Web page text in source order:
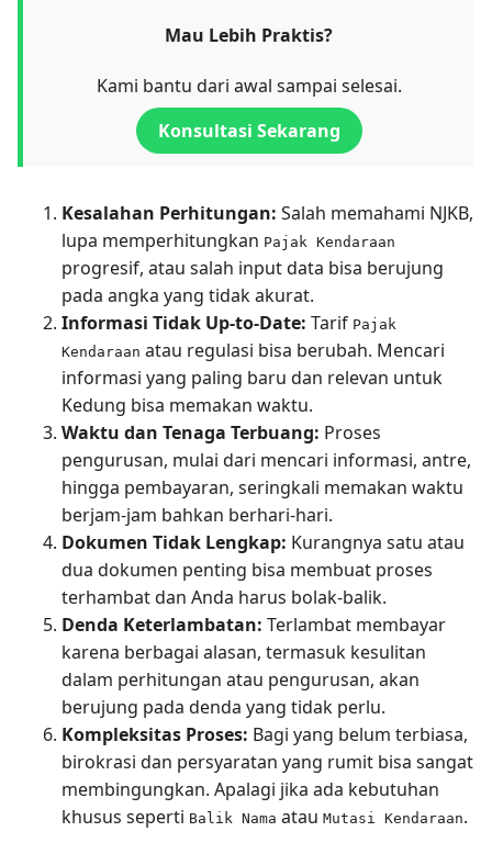
Mau Lebih Praktis?
Kami bantu dari awal sampai selesai.
Konsultasi Sekarang
Kesalahan Perhitungan: Salah memahami NJKB,
lupa memperhitungkan Pajak Kendaraan
progresif, atau salah input data bisa berujung
pada angka yang tidak akurat.
Informasi Tidak Up-to-Date: Tarif Pajak
Kendaraan atau regulasi bisa berubah. Mencari
informasi yang paling baru dan relevan untuk
Kedung bisa memakan waktu.
Waktu dan Tenaga Terbuang: Proses
pengurusan, mulai dari mencari informasi, antre,
hingga pembayaran, seringkali memakan waktu
berjam-jam bahkan berhari-hari.
Dokumen Tidak Lengkap: Kurangnya satu atau
dua dokumen penting bisa membuat proses
terhambat dan Anda harus bolak-balik.
Denda Keterlambatan: Terlambat membayar
karena berbagai alasan, termasuk kesulitan
dalam perhitungan atau pengurusan, akan
berujung pada denda yang tidak perlu.
Kompleksitas Proses: Bagi yang belum terbiasa,
birokrasi dan persyaratan yang rumit bisa sangat
membingungkan. Apalagi jika ada kebutuhan
khusus seperti Balik Nama atau Mutasi Kendaraan.